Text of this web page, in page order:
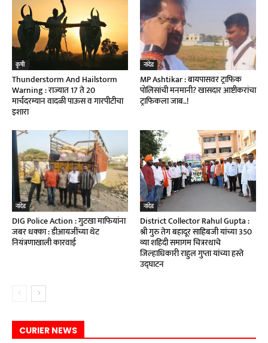
कृषी
Thunderstorm And Hailstorm
Warning : राज्यात 17 ते 20
मार्चदरम्यान वादळी पाऊस व गारपीटीचा
इशारा
नांदेड
MP Ashtikar : बायपासवर ट्राफिक
पोलिसांची मनमानी? खासदार आष्टीकरांचा
ट्राफिकला जाब..!
नांदेड
DIG Police Action : गुटखा माफियांना
जबर धक्का : डीआयजींच्या थेट
नियंत्रणाखाली कारवाई
नांदेड
District Collector Rahul Gupta :
श्री गुरु तेग बहादूर साहिबजी यांच्या 350
व्या शहिदी समागम चित्ररथाचे
जिल्हाधिकारी राहुल गुप्ता यांच्या हस्ते
उद्घाटन
CURIER NEWS